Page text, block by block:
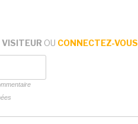
VISITEUR OU CONNECTEZ-VOUS